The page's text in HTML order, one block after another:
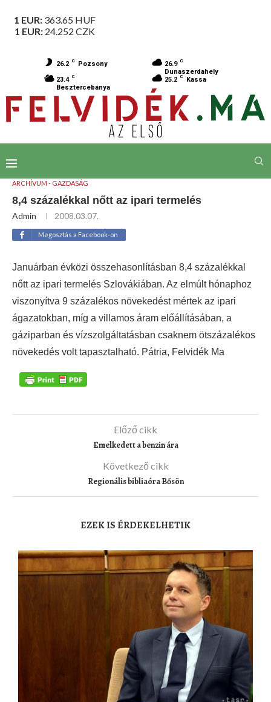
1 EUR: 363.65 HUF
1 EUR: 24.252 CZK
26.2 C Pozsony 26.9 C
Dunaszerdahely
23.4 C
Besztercebánya
25.2 C Kassa
ARCHÍVUM - GAZDASÁG
8,4 százalékkal nőtt az ipari termelés
Admin 2008.03.07.
Megosztás a Facebook-on
Januárban évközi összehasonlításban 8,4 százalékkal
nőtt az ipari termelés Szlovákiában. Az elmúlt hónaphoz
viszonyítva 9 százalékos növekedést mértek az ipari
ágazatokban, míg a villamos áram előállításában, a
gáziparban és vízszolgáltatásban csaknem ötszázalékos
növekedés volt tapasztalható. Pátria, Felvidék Ma
Előző cikk
Emelkedett a benzin ára
Következő cikk
Regionális bibliaóra Bősön
EZEK IS ÉRDEKELHETIK